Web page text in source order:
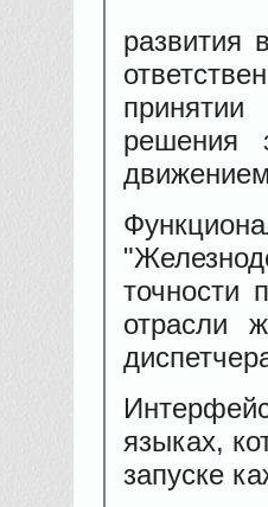
развития
принятии
решения
точности
отрасли
языках,
запуске